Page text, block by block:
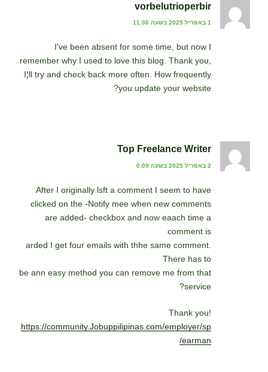
vorbelutrioperbir
1 באפריל 2025 בשעה 11:36
I've been absent for some time, but now I
remember why I used to love this blog. Thank you,
I¦ll try and check back more often. How frequently
you update your website?
Top Freelance Writer
2 באפריל 2025 בשעה 0:09
After I originally lsft a comment I seem to have
clicked on the -Notify mee when new comments
are added- checkbox and now eaach time a
comment is
arded I get four emails with thhe same comment.
There has to
be ann easy method you can remove me from that
service?
Thank you!
https://community.Jobuppilipinas.com/employer/sp
earman/